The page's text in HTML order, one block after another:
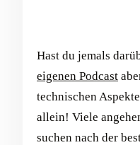
Hast du jemals
eigenen Podcast
technischen
allein! Viele
suchen nach der